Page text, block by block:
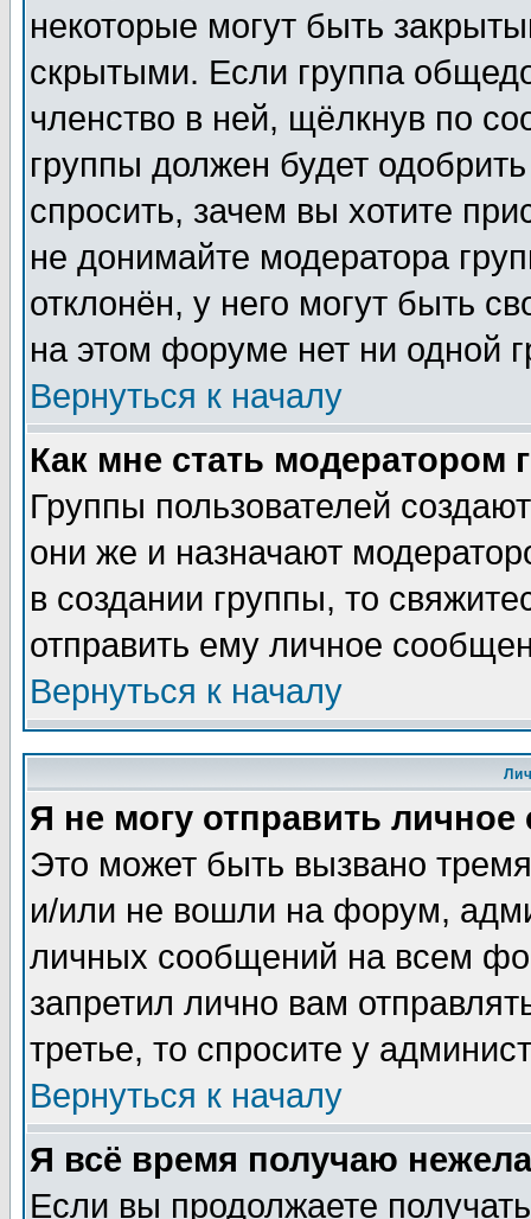
некоторые могут быть
скрытыми. Если группа
членство в ней, щёлкнув по
группы должен будет
спросить, зачем вы хотите
не донимайте модератора
отклонён, у него могут быть
на этом форуме нет ни одной
Вернуться к началу
Как мне стать модератором
Группы пользователей
они же и назначают
в создании группы, то
отправить ему личное
Вернуться к началу
Я не могу отправить
Это может быть вызвано
и/или не вошли на форум,
личных сообщений на всем
запретил лично вам
третье, то спросите у
Вернуться к началу
Я всё время получаю
Если вы продолжаете